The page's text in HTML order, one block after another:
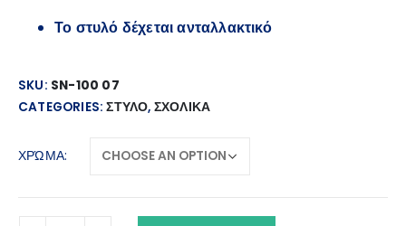
Το στυλό δέχεται ανταλλακτικό
SKU: SN-100 07
CATEGORIES:ΣΤΥΛΟ, ΣΧΟΛΙΚΑ
ΧΡΏΜΑ